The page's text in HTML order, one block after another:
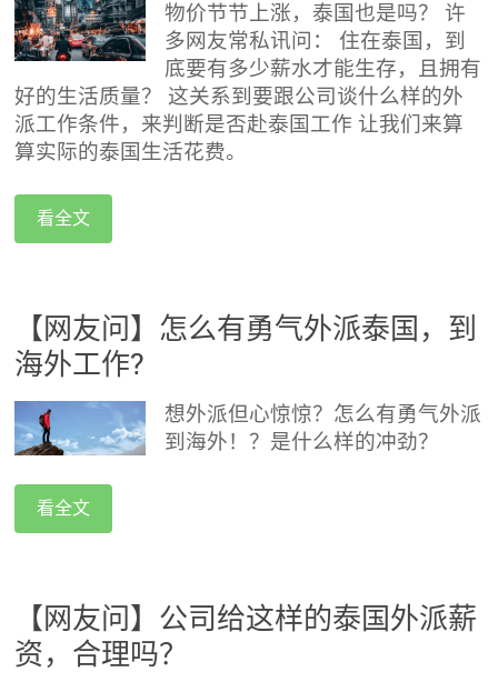
物价节节上涨，泰国也是吗？ 许
多网友常私讯问： 住在泰国，到
底要有多少薪水才能生存，且拥有
好的生活质量？ 这关系到要跟公司谈什么样的外
派工作条件，来判断是否赴泰国工作 让我们来算
算实际的泰国生活花费。
看全文
【网友问】怎么有勇气外派泰国，到
海外工作?
想外派但心惊惊？怎么有勇气外派
到海外！？是什么样的冲劲？
看全文
【网友问】公司给这样的泰国外派薪
资，合理吗？